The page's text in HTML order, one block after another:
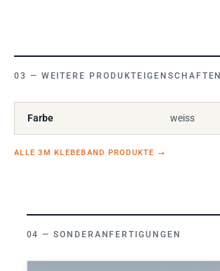
WEITERE PRODUKTEIGENSCHAFTEN
Farbe weiss
ALLE 3M KLEBEBAND PRODUKTE →
SONDERANFERTIGUNGEN